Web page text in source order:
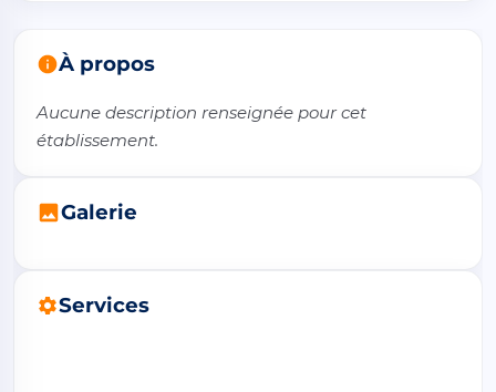
À propos
Aucune description renseignée pour cet
établissement.
Galerie
Services